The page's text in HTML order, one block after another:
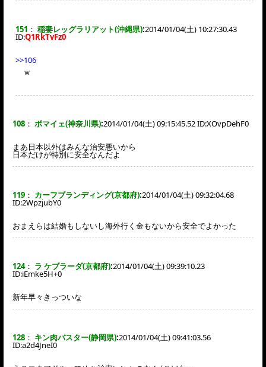
151 ： 稲妻レッグラリアット(沖縄県):2014/01/04(土) 10:27:30.43
ID:Q1RkTvFz0
>>106
ｗ
108 ： ボマイェ(神奈川県):2014/01/04(土) 09:15:45.52 ID:XOvpDehF0
まあ日本以外はみんな治安悪いから
日本だけが特別に安全なんだよ
119 ： カーフブランディング(京都府):2014/01/04(土) 09:32:04.68
ID:2WpzjubY0
おまえらは結婚もしないし海外行く金もないから安全でよかった
124： ラ ケブラーダ(京都府):2014/01/04(土) 09:39:10.23
ID:iEmke5H+0
新年早々きっついな
128 ： キン肉バスター(静岡県):2014/01/04(土) 09:41:03.56
ID:a2d4JneI0